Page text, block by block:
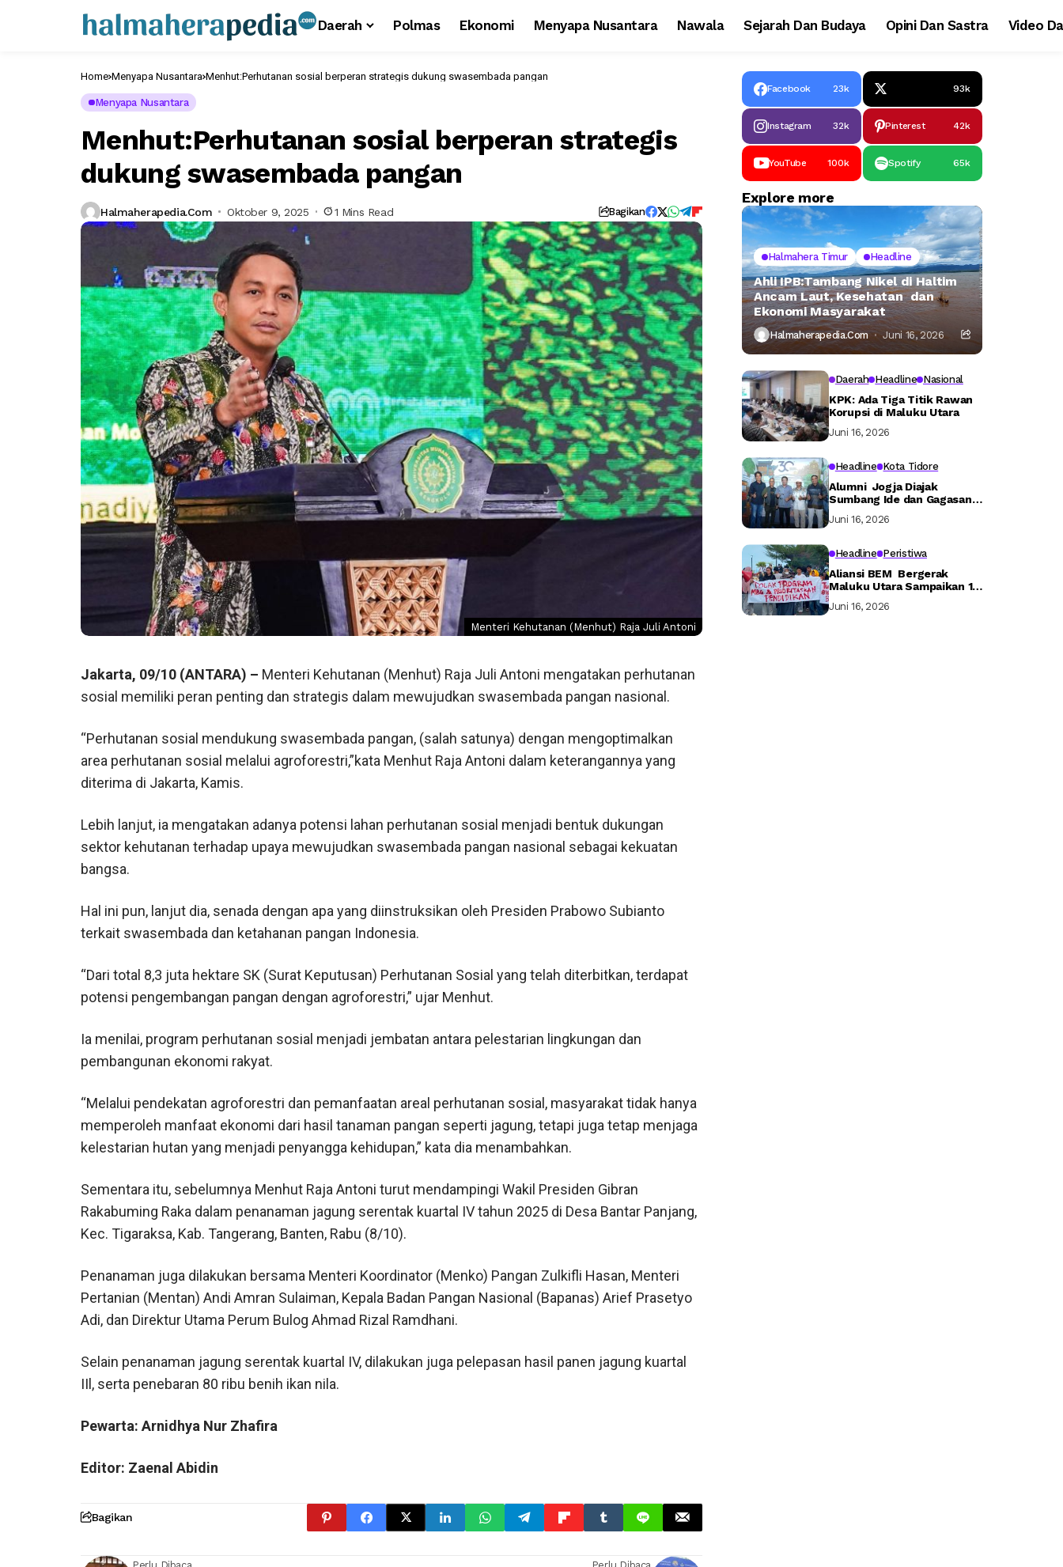
Daerah Polmas Ekonomi Menyapa Nusantara Nawala Sejarah Dan Budaya Opini Dan Sastra Video
Home Menyapa Nusantara Menhut:Perhutanan sosial berperan strategis dukung swasembada pangan
Menyapa Nusantara
Menhut:Perhutanan sosial berperan strategis
dukung swasembada pangan
Halmaherapedia.com Oktober 9, 2025 1 Mins Read Bagikan
Menteri Kehutanan (Menhut) Raja Juli Antoni
Jakarta, 09/10 (ANTARA) – Menteri Kehutanan (Menhut) Raja Juli Antoni mengatakan perhutanan
sosial memiliki peran penting dan strategis dalam mewujudkan swasembada pangan nasional.
“Perhutanan sosial mendukung swasembada pangan, (salah satunya) dengan mengoptimalkan
area perhutanan sosial melalui agroforestri,”kata Menhut Raja Antoni dalam keterangannya yang
diterima di Jakarta, Kamis.
Lebih lanjut, ia mengatakan adanya potensi lahan perhutanan sosial menjadi bentuk dukungan
sektor kehutanan terhadap upaya mewujudkan swasembada pangan nasional sebagai kekuatan
bangsa.
Hal ini pun, lanjut dia, senada dengan apa yang diinstruksikan oleh Presiden Prabowo Subianto
terkait swasembada dan ketahanan pangan Indonesia.
“Dari total 8,3 juta hektare SK (Surat Keputusan) Perhutanan Sosial yang telah diterbitkan, terdapat
potensi pengembangan pangan dengan agroforestri,” ujar Menhut.
Ia menilai, program perhutanan sosial menjadi jembatan antara pelestarian lingkungan dan
pembangunan ekonomi rakyat.
“Melalui pendekatan agroforestri dan pemanfaatan areal perhutanan sosial, masyarakat tidak hanya
memperoleh manfaat ekonomi dari hasil tanaman pangan seperti jagung, tetapi juga tetap menjaga
kelestarian hutan yang menjadi penyangga kehidupan,” kata dia menambahkan.
Sementara itu, sebelumnya Menhut Raja Antoni turut mendampingi Wakil Presiden Gibran
Rakabuming Raka dalam penanaman jagung serentak kuartal IV tahun 2025 di Desa Bantar Panjang,
Kec. Tigaraksa, Kab. Tangerang, Banten, Rabu (8/10).
Penanaman juga dilakukan bersama Menteri Koordinator (Menko) Pangan Zulkifli Hasan, Menteri
Pertanian (Mentan) Andi Amran Sulaiman, Kepala Badan Pangan Nasional (Bapanas) Arief Prasetyo
Adi, dan Direktur Utama Perum Bulog Ahmad Rizal Ramdhani.
Selain penanaman jagung serentak kuartal IV, dilakukan juga pelepasan hasil panen jagung kuartal
IIl, serta penebaran 80 ribu benih ikan nila.
Pewarta: Arnidhya Nur Zhafira
Editor: Zaenal Abidin
Bagikan
Facebook 23k 93k
Instagram 32k Pinterest 42k
YouTube 100k Spotify 65k
Explore more
Halmahera Timur Headline
Ahli IPB:Tambang Nikel di Haltim
Ancam Laut, Kesehatan dan
Ekonomi Masyarakat
Halmaherapedia.com Juni 16, 2026
Daerah Headline Nasional
KPK: Ada Tiga Titik Rawan
Korupsi di Maluku Utara
Juni 16, 2026
Headline Kota Tidore
Alumni Jogja Diajak
Sumbang Ide dan Gagasan
Juni 16, 2026
Headline Peristiwa
Aliansi BEM Bergerak
Maluku Utara Sampaikan 16
Juni 16, 2026